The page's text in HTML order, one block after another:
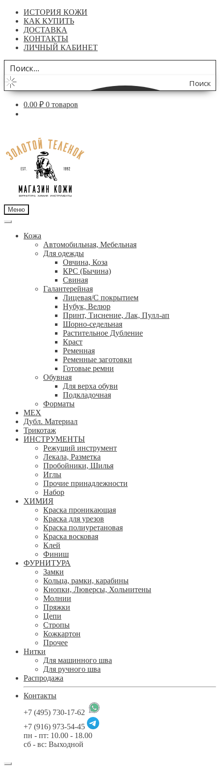
ИСТОРИЯ КОЖИ
КАК КУПИТЬ
ДОСТАВКА
КОНТАКТЫ
ЛИЧНЫЙ КАБИНЕТ
Поиск
по
0.00 ₽ 0 товаров
навигации
содержимому
Меню
Кожа
Автомобильная, Мебельная
Для одежды
Овчина, Коза
КРС (Бычина)
Свиная
Галантерейная
Лицевая/С покрытием
Нубук, Велюр
Принт, Тиснение, Лак, Пулл-ап
Шорно-седельная
Растительное Дубление
Краст
Ременная
Ременные заготовки
Готовые ремни
Обувная
Для верха обуви
Подкладочная
Форматы
МЕХ
Дубл. Материал
Трикотаж
ИНСТРУМЕНТЫ
Режущий инструмент
Лекала, Разметка
Пробойники, Шилья
Иглы
Прочие принадлежности
Набор
ХИМИЯ
Краска проникающая
Краска для урезов
Краска полиуретановая
Краска восковая
Клей
Финиш
ФУРНИТУРА
Замки
Кольца, рамки, карабины
Кнопки, Люверсы, Хольнитены
Молнии
Пряжки
Цепи
Стропы
Кожкартон
Прочее
Нитки
Для машинного шва
Для ручного шва
Распродажа
Контакты
+7 (495) 730-17-62
+7 (916) 973-54-45
пн - пт: 10.00 - 18.00
сб - вс: Выходной